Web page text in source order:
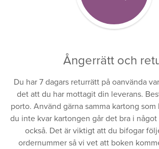
Ångerrätt och
Du har 7 dagars returrätt på oanvända
det att du har mottagit din leverans.
porto. Använd gärna samma kartong
du inte kvar kartongen går det bra i
också. Det är viktigt att du bifogar
ordernummer så vi vet att boken